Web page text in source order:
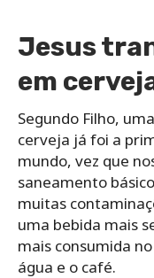
Jesus
em
Segundo Filho,
cerveja já foi a
mundo, vez que
saneamento
muitas
uma bebida mais
mais consumida
água e o café.